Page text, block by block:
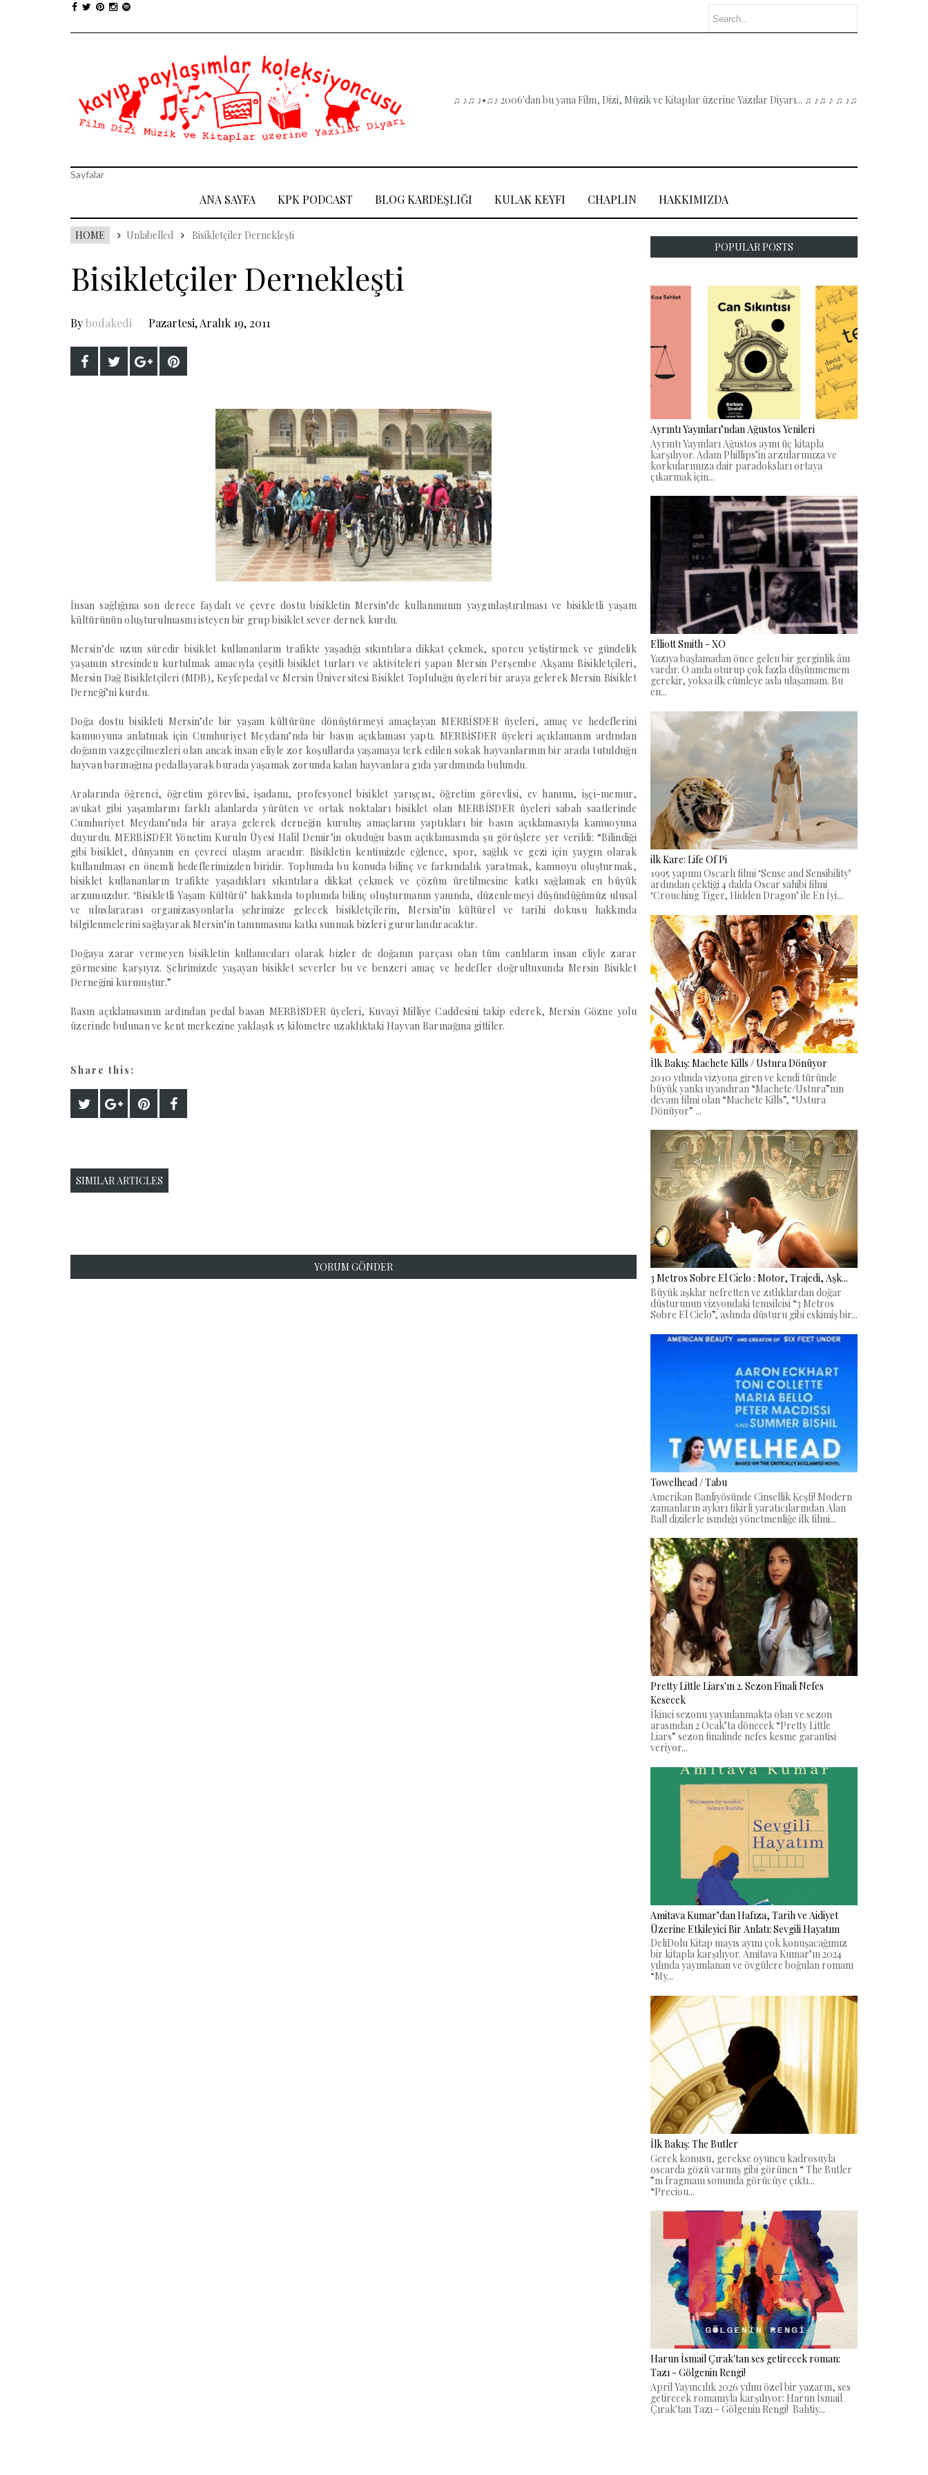
♫ ♪♫ ♪•♫♪ 2006'dan bu yana Film, Dizi, Müzik ve Kitaplar üzerine Yazılar Diyarı... ♫ ♪♫ ♪ ♫ ♪♫
Sayfalar
ANA SAYFA KPK PODCAST BLOG KARDEŞLIĞI KULAK KEYFI CHAPLIN HAKKIMIZDA
HOME Unlabelled Bisikletçiler Dernekleşti
Bisikletçiler Dernekleşti
Bybodakedi Pazartesi, Aralık 19, 2011
İnsan sağlığına son derece faydalı ve çevre dostu bisikletin Mersin’de kullanımının yaygınlaştırılması ve bisikletli yaşam
kültürünün oluşturulmasını isteyen bir grup bisiklet sever dernek kurdu.
Mersin’de uzun süredir bisiklet kullananların trafikte yaşadığı sıkıntılara dikkat çekmek, sporcu yetiştirmek ve gündelik
yaşamın stresinden kurtulmak amacıyla çeşitli bisiklet turları ve aktiviteleri yapan Mersin Perşembe Akşamı Bisikletçileri,
Mersin Dağ Bisikletçileri (MDB), Keyfepedal ve Mersin Üniversitesi Bisiklet Topluluğu üyeleri bir araya gelerek Mersin Bisiklet
Derneği’ni kurdu.
Doğa dostu bisikleti Mersin’de bir yaşam kültürüne dönüştürmeyi amaçlayan MERBİSDER üyeleri, amaç ve hedeflerini
kamuoyuna anlatmak için Cumhuriyet Meydanı’nda bir basın açıklaması yaptı. MERBİSDER üyeleri açıklamanın ardından
doğanın vazgeçilmezleri olan ancak insan eliyle zor koşullarda yaşamaya terk edilen sokak hayvanlarının bir arada tutulduğu
hayvan barınağına pedallayarak burada yaşamak zorunda kalan hayvanlara gıda yardımında bulundu.
Aralarında öğrenci, öğretim görevlisi, işadamı, profesyonel bisiklet yarışçısı, öğretim görevlisi, ev hanımı, işçi-memur,
avukat gibi yaşamlarını farklı alanlarda yürüten ve ortak noktaları bisiklet olan MERBİSDER üyeleri sabah saatlerinde
Cumhuriyet Meydanı’nda bir araya gelerek derneğin kuruluş amaçlarını yaptıkları bir basın açıklamasıyla kamuoyuna
duyurdu. MERBİSDER Yönetim Kurulu Üyesi Halil Demir’in okuduğu basın açıklamasında şu görüşlere yer verildi: “Bilindiği
gibi bisiklet, dünyanın en çevreci ulaşım aracıdır. Bisikletin kentimizde eğlence, spor, sağlık ve gezi için yaygın olarak
kullanılması en önemli hedeflerimizden biridir. Toplumda bu konuda bilinç ve farkındalık yaratmak, kamuoyu oluşturmak,
bisiklet kullananların trafikte yaşadıkları sıkıntılara dikkat çekmek ve çözüm üretilmesine katkı sağlamak en büyük
arzumuzdur. ‘Bisikletli Yaşam Kültürü’ hakkında toplumda bilinç oluşturmanın yanında, düzenlemeyi düşündüğümüz ulusal
ve uluslararası organizasyonlarla şehrimize gelecek bisikletçilerin, Mersin’in kültürel ve tarihi dokusu hakkında
bilgilenmelerini sağlayarak Mersin’in tanınmasına katkı sunmak bizleri gururlandıracaktır.
Doğaya zarar vermeyen bisikletin kullanıcıları olarak bizler de doğanın parçası olan tüm canlıların insan eliyle zarar
görmesine karşıyız. Şehrimizde yaşayan bisiklet severler bu ve benzeri amaç ve hedefler doğrultusunda Mersin Bisiklet
Derneğini kurmuştur.”
Basın açıklamasının ardından pedal basan MERBİSDER üyeleri, Kuvayi Milliye Caddesini takip ederek, Mersin Gözne yolu
üzerinde bulunan ve kent merkezine yaklaşık 15 kilometre uzaklıktaki Hayvan Barınağına gittiler.
Share this:
SIMILAR ARTICLES
YORUM GÖNDER
POPULAR POSTS
Ayrıntı Yayınları’ndan Ağustos Yenileri
Ayrıntı Yayınları Ağustos ayını üç kitapla
karşılıyor. Adam Phillips’in arzularımıza ve
korkularımıza dair paradoksları ortaya
çıkarmak için...
Elliott Smith - XO
Yazıya başlamadan önce gelen bir gerginlik ânı
vardır. O anda oturup çok fazla düşünmemem
gerekir, yoksa ilk cümleye asla ulaşamam. Bu
en...
ilk Kare: Life Of Pi
1995 yapımı Oscarlı filmi ‘Sense and Sensibility’
ardından çektiği 4 dalda Oscar sahibi filmi
‘Crouching Tiger, Hidden Dragon’ ile En İyi...
İlk Bakış: Machete Kills / Ustura Dönüyor
2010 yılında vizyona giren ve kendi türünde
büyük yankı uyandıran “Machete/Ustura”nın
devam filmi olan “Machete Kills”, “Ustura
Dönüyor” ...
3 Metros Sobre El Cielo : Motor, Trajedi, Aşk...
Büyük aşklar nefretten ve zıtlıklardan doğar
düsturunun vizyondaki temsilcisi “3 Metros
Sobre El Cielo”, aslında düsturu gibi eskimiş bir...
Towelhead / Tabu
Amerikan Banliyösünde Cinsellik Keşfi! Modern
zamanların aykırı fikirli yaratıcılarından Alan
Ball dizilerle ısındığı yönetmenliğe ilk filmi...
Pretty Little Liars'ın 2. Sezon Finali Nefes
Kesecek
İkinci sezonu yayınlanmakta olan ve sezon
arasından 2 Ocak’ta dönecek “Pretty Little
Liars” sezon finalinde nefes kesme garantisi
veriyor...
Amitava Kumar’dan Hafıza, Tarih ve Aidiyet
Üzerine Etkileyici Bir Anlatı: Sevgili Hayatım
DeliDolu Kitap mayıs ayını çok konuşacağımız
bir kitapla karşılıyor. Amitava Kumar’ın 2024
yılında yayımlanan ve övgülere boğulan romanı
“My...
İlk Bakış: The Butler
Gerek konusu, gerekse oyuncu kadrosuyla
oscarda gözü varmış gibi görünen “ The Butler
”ın fragmanı sonunda görücüye çıktı...
“Preciou...
Harun İsmail Çırak'tan ses getirecek roman:
Tazı - Gölgenin Rengi!
April Yayıncılık 2026 yılını özel bir yazarın, ses
getirecek romanıyla karşılıyor: Harun İsmail
Çırak'tan Tazı - Gölgenin Rengi! Bahtiy...